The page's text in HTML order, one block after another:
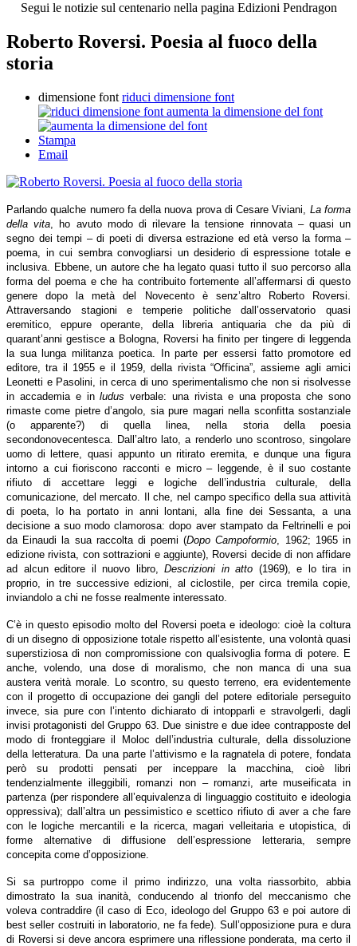
Segui le notizie sul centenario nella pagina Edizioni Pendragon
Roberto Roversi. Poesia al fuoco della
storia
dimensione font riduci dimensione font
aumenta la dimensione del font
Stampa
Email
Parlando qualche numero fa della nuova prova di Cesare Viviani, La forma
della vita , ho avuto modo di rilevare la tensione rinnovata – quasi un
segno dei tempi – di poeti di diversa estrazione ed età verso la forma –
poema, in cui sembra convogliarsi un desiderio di espressione totale e
inclusiva. Ebbene, un autore che ha legato quasi tutto il suo percorso alla
forma del poema e che ha contribuito fortemente all’affermarsi di questo
genere dopo la metà del Novecento è senz’altro Roberto Roversi.
Attraversando stagioni e temperie politiche dall’osservatorio quasi
eremitico, eppure operante, della libreria antiquaria che da più di
quarant’anni gestisce a Bologna, Roversi ha finito per tingere di leggenda
la sua lunga militanza poetica. In parte per essersi fatto promotore ed
editore, tra il 1955 e il 1959, della rivista “Officina”, assieme agli amici
Leonetti e Pasolini, in cerca di uno sperimentalismo che non si risolvesse
in accademia e inludus verbale: una rivista e una proposta che sono
rimaste come pietre d’angolo, sia pure magari nella sconfitta sostanziale
(o apparente?) di quella linea, nella storia della poesia
secondonovecentesca. Dall’altro lato, a renderlo uno scontroso, singolare
uomo di lettere, quasi appunto un ritirato eremita, e dunque una figura
intorno a cui fioriscono racconti e micro – leggende, è il suo costante
rifiuto di accettare leggi e logiche dell’industria culturale, della
comunicazione, del mercato. Il che, nel campo specifico della sua attività
di poeta, lo ha portato in anni lontani, alla fine dei Sessanta, a una
decisione a suo modo clamorosa: dopo aver stampato da Feltrinelli e poi
da Einaudi la sua raccolta di poemi (Dopo Campoformio , 1962; 1965 in
edizione rivista, con sottrazioni e aggiunte), Roversi decide di non affidare
ad alcun editore il nuovo libro,Descrizioni in atto (1969), e lo tira in
proprio, in tre successive edizioni, al ciclostile, per circa tremila copie,
inviandolo a chi ne fosse realmente interessato.
C’è in questo episodio molto del Roversi poeta e ideologo: cioè la coltura
di un disegno di opposizione totale rispetto all’esistente, una volontà quasi
superstiziosa di non compromissione con qualsivoglia forma di potere. E
anche, volendo, una dose di moralismo, che non manca di una sua
austera verità morale. Lo scontro, su questo terreno, era evidentemente
con il progetto di occupazione dei gangli del potere editoriale perseguito
invece, sia pure con l’intento dichiarato di intopparli e stravolgerli, dagli
invisi protagonisti del Gruppo 63. Due sinistre e due idee contrapposte del
modo di fronteggiare il Moloc dell’industria culturale, della dissoluzione
della letteratura. Da una parte l’attivismo e la ragnatela di potere, fondata
però su prodotti pensati per inceppare la macchina, cioè libri
tendenzialmente illeggibili, romanzi non – romanzi, arte museificata in
partenza (per rispondere all’equivalenza di linguaggio costituito e ideologia
oppressiva); dall’altra un pessimistico e scettico rifiuto di aver a che fare
con le logiche mercantili e la ricerca, magari velleitaria e utopistica, di
forme alternative di diffusione dell’espressione letteraria, sempre
concepita come d’opposizione.
Si sa purtroppo come il primo indirizzo, una volta riassorbito, abbia
dimostrato la sua inanità, conducendo al trionfo del meccanismo che
voleva contraddire (il caso di Eco, ideologo del Gruppo 63 e poi autore di
best seller costruiti in laboratorio, ne fa fede). Sull’opposizione pura e dura
di Roversi si deve ancora esprimere una riflessione ponderata, ma certo il